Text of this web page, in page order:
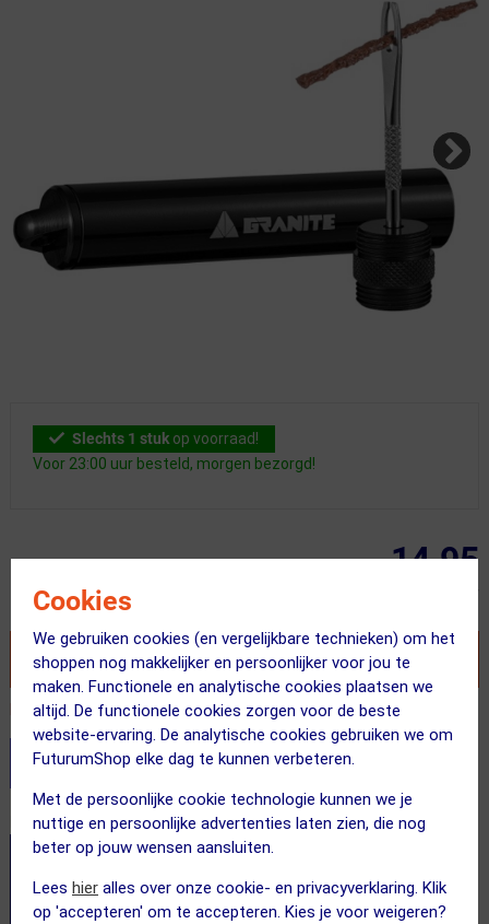
Cookies
We gebruiken cookies (en vergelijkbare technieken) om het
shoppen nog makkelijker en persoonlijker voor jou te
maken. Functionele en analytische cookies plaatsen we
altijd. De functionele cookies zorgen voor de beste
website-ervaring. De analytische cookies gebruiken we om
FuturumShop elke dag te kunnen verbeteren.
Met de persoonlijke cookie technologie kunnen we je
nuttige en persoonlijke advertenties laten zien, die nog
beter op jouw wensen aansluiten.
Lees hier alles over onze cookie- en privacyverklaring. Klik
op 'accepteren' om te accepteren. Kies je voor weigeren?
Slechts 1 stuk op voorraad!
Voor 23:00 uur besteld, morgen bezorgd!
14.95
VOEG TOE AAN WINKELWAGEN
Recent besteld door 21 klanten! Bestel ook snel!
Stel je productvragen aan onze AI assistent
Dit product in andere versie